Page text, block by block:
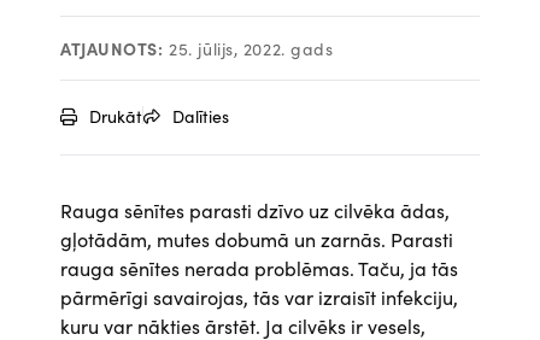
ATJAUNOTS: 25. jūlijs, 2022. gads
Drukāt Dalīties
Rauga sēnītes parasti dzīvo uz cilvēka ādas,
gļotādām, mutes dobumā un zarnās. Parasti
rauga sēnītes nerada problēmas. Taču, ja tās
pārmērīgi savairojas, tās var izraisīt infekciju,
kuru var nākties ārstēt. Ja cilvēks ir vesels,